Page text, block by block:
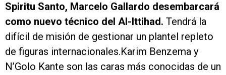
Spiritu Santo, Marcelo Gallardo desembarcará
como nuevo técnico del Al-Ittihad. Tendrá la
difícil de misión de gestionar un plantel repleto
de figuras internacionales.Karim Benzema y
N’Golo Kante son las caras más conocidas de un